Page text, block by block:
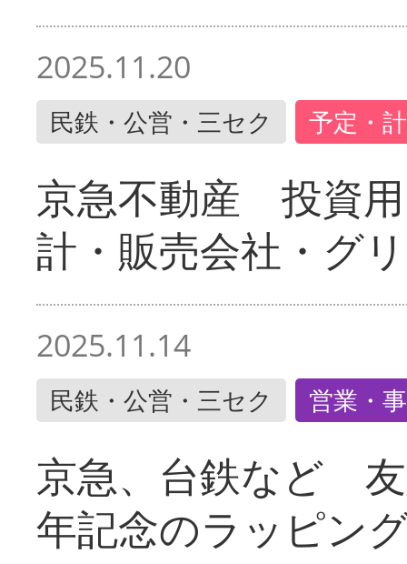
2025.11.20
民鉄・公営・三セク 予定・
京急不動産 投資
計・販売会社・グ
2025.11.14
民鉄・公営・三セク 営業・
京急、台鉄など
年記念のラッピン